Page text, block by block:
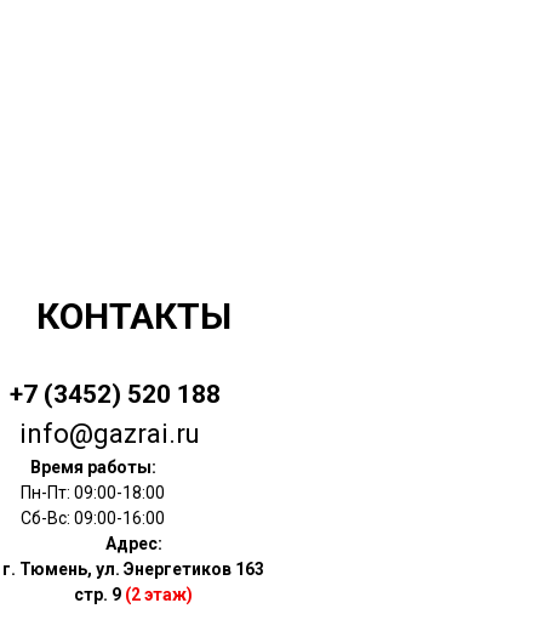
КОНТАКТЫ
+7 (3452) 520 188
info@gazrai.ru
Время работы:
Пн-Пт: 09:00-18:00
Сб-Вс: 09:00-16:00
Адрес:
г. Тюмень, ул. Энергетиков 163
стр. 9 (2 этаж)